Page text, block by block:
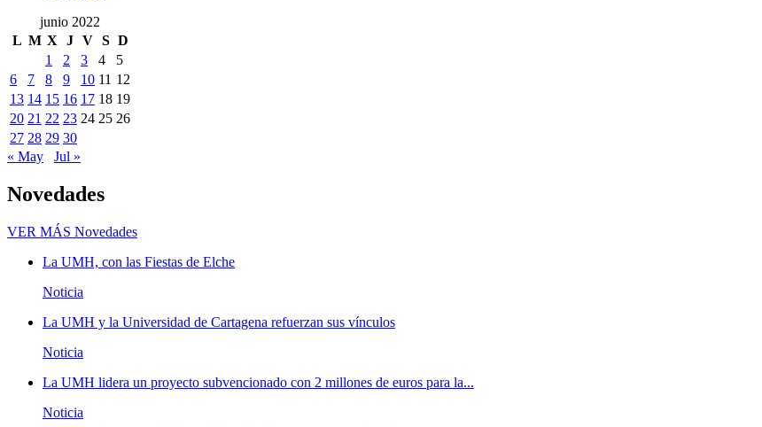
junio 2022
L M X J V S D
1
2 3 4
5
6
7 8 9 10 11 12
13 14 15 16 17 18 19
20 21 22 23 24 25 26
27 28 29 30
« May
Jul »
Novedades
VER MÁS Novedades
La UMH, con las Fiestas de Elche
Noticia
La UMH y la Universidad de Cartagena refuerzan sus vínculos
Noticia
La UMH lidera un proyecto subvencionado con 2 millones de euros para la...
Noticia